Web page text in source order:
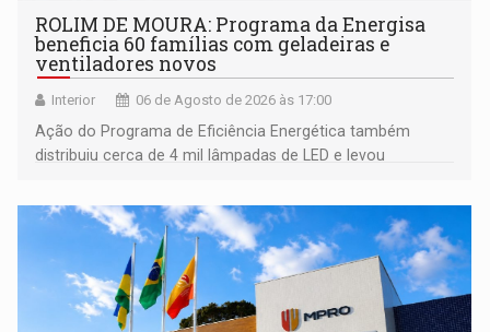
ROLIM DE MOURA: Programa da Energisa
beneficia 60 famílias com geladeiras e
ventiladores novos
Interior 06 de Agosto de 2026 às 17:00
Ação do Programa de Eficiência Energética também
distribuiu cerca de 4 mil lâmpadas de LED e levou
comunidade